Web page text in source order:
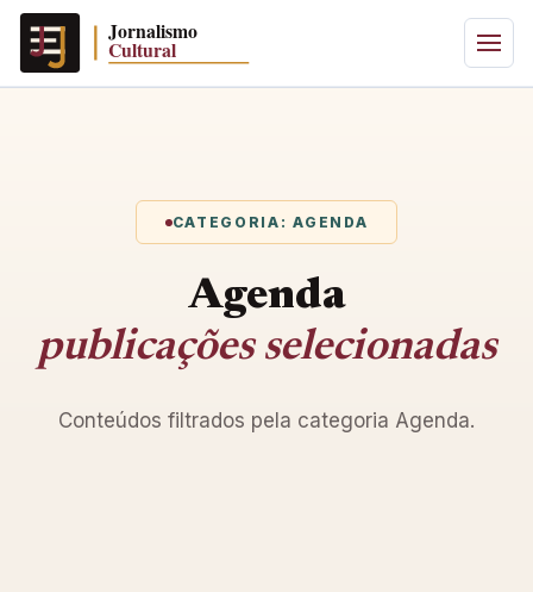
CATEGORIA: AGENDA
Agenda
publicações selecionadas
Conteúdos filtrados pela categoria Agenda.